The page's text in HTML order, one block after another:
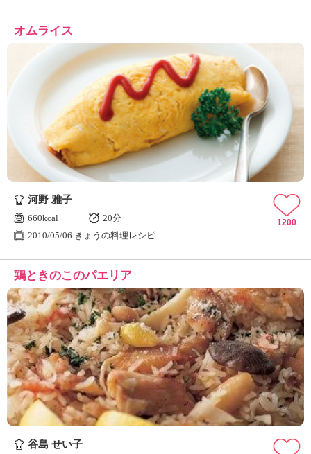
オムライス
河野 雅子
660kcal
20分
2010/05/06 きょうの料理レシピ
1200
鶏ときのこのパエリア
谷島 せい子